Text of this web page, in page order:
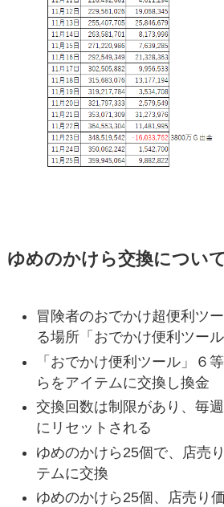
ゆめのかけら交換につい
冒険者のおでかけ超便利ツ
る場所「おでかけ便利ツール
「おでかけ便利ツール」６
ら をアイテムに交換し換金
交換回数は制限があり、毎
にリセットされる
ゆめのかけら25個で、 店売
テムに交換
ゆめのかけら25個、店売り